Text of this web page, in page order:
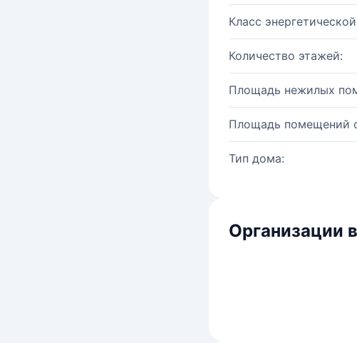
Класс
Количество этажей:
Площадь нежилых
Площадь помещений
Тип дома:
Организации